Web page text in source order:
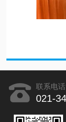
联系电话
021-